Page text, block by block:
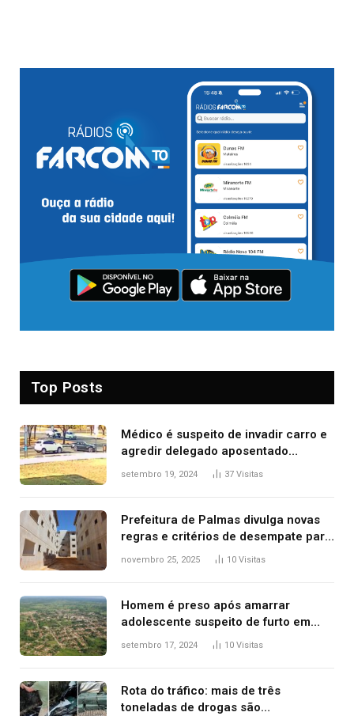
Top Posts
Médico é suspeito de invadir carro e
agredir delegado aposentado
durante confusão no trânsito
setembro 19, 2024 37 Visitas
Prefeitura de Palmas divulga novas
regras e critérios de desempate para
seleção de famílias no Minha Casa,
novembro 25, 2025 10 Visitas
Homem é preso após amarrar
adolescente suspeito de furto em
estaca de cerca e agredi-lo
setembro 17, 2024 10 Visitas
Rota do tráfico: mais de três
toneladas de drogas são